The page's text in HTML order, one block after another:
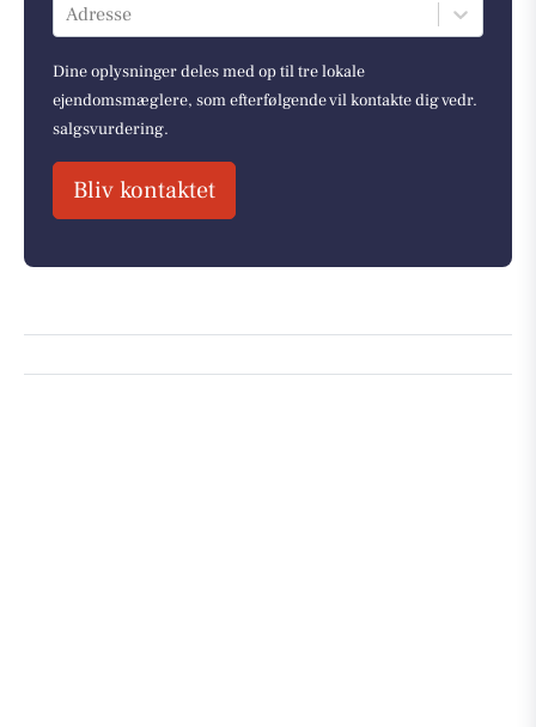
Adresse
Dine oplysninger deles med op til tre lokale
ejendomsmæglere, som efterfølgende vil kontakte dig vedr.
salgsvurdering.
Bliv kontaktet